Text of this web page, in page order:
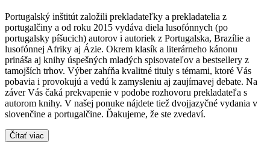
Portugalský inštitút založili prekladateľky a prekladatelia z
portugalčiny a od roku 2015 vydáva diela lusofónnych (po
portugalsky píšucich) autorov i autoriek z Portugalska, Brazílie a
lusofónnej Afriky aj Ázie. Okrem klasík a literárneho kánonu
prináša aj knihy úspešných mladých spisovateľov a bestsellery z
tamojších trhov. Výber zahŕňa kvalitné tituly s témami, ktoré Vás
pobavia i provokujú a vedú k zamysleniu aj zaujímavej debate. Na
záver Vás čaká prekvapenie v podobe rozhovoru prekladateľa s
autorom knihy. V našej ponuke nájdete tiež dvojjazyčné vydania v
slovenčine a portugalčine. Ďakujeme, že ste zvedaví.
Čítať viac